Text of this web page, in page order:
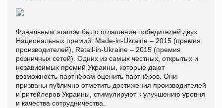
Финальным этапом было оглашение победителей двух
Национальных премий: Made-in-Ukraine – 2015 (премия
производителей), Retail-in-Ukraine – 2015 (премия
розничных сетей). Одних из самых честных, открытых и
независимых премий Украины, которые дают
возможность партнёрам оценить партнёров. Они
призваны публично отметить достижения производителей
и ритейлеров Украины, стимулируют к улучшению уровня
и качества сотрудничества.